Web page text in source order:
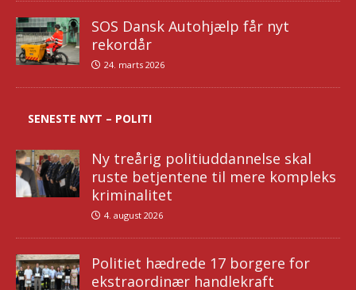
SOS Dansk Autohjælp får nyt
rekordår
24. marts 2026
SENESTE NYT – POLITI
Ny treårig politiuddannelse skal
ruste betjentene til mere kompleks
kriminalitet
4. august 2026
Politiet hædrede 17 borgere for
ekstraordinær handlekraft